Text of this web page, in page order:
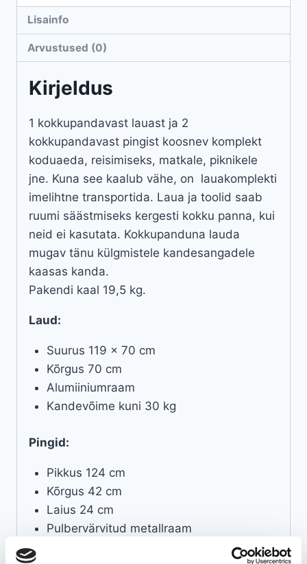
Lisainfo
Arvustused (0)
Kirjeldus
1 kokkupandavast lauast ja 2
kokkupandavast pingist koosnev komplekt
koduaeda, reisimiseks, matkale, piknikele
jne. Kuna see kaalub vähe, on lauakomplekti
imelihtne transportida. Laua ja toolid saab
ruumi säästmiseks kergesti kokku panna, kui
neid ei kasutata. Kokkupanduna lauda
mugav tänu külgmistele kandesangadele
kaasas kanda.
Pakendi kaal 19,5 kg.
Laud:
Suurus 119 x 70 cm
Kõrgus 70 cm
Alumiiniumraam
Kandevõime kuni 30 kg
Pingid:
Pikkus 124 cm
Kõrgus 42 cm
Laius 24 cm
Pulbervärvitud metallraam